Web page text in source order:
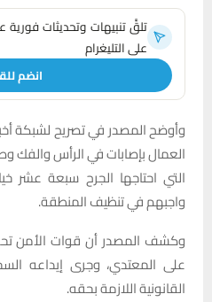
تلقَّ تنبيهات وتحديثات فورية
على التليغرام
انضم
وأوضح المصدر في تصريح لشبكة
العمال بإصابات في الرأس والفك
التي احتاجها الجرح سبعة عشر
واجبهم في تنظيف المنطقة.
وكشف المصدر أن قوات الأمن
على المعتدي، وجرى إيداعه
القانونية اللازمة بحقه.